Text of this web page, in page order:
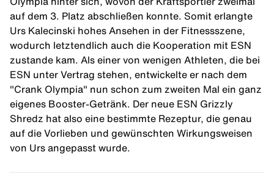
auf dem 3. Platz abschließen konnte. Somit erlangte
Urs Kalecinski hohes Ansehen in der Fitnessszene,
wodurch letztendlich auch die Kooperation mit ESN
zustande kam. Als einer von wenigen Athleten, die bei
ESN unter Vertrag stehen, entwickelte er nach dem
"Crank Olympia" nun schon zum zweiten Mal ein ganz
eigenes Booster-Getränk . Der neue ESN Grizzly
Shredz hat also eine bestimmte Rezeptur, die genau
auf die Vorlieben und gewünschten Wirkungsweisen
von Urs angepasst wurde.